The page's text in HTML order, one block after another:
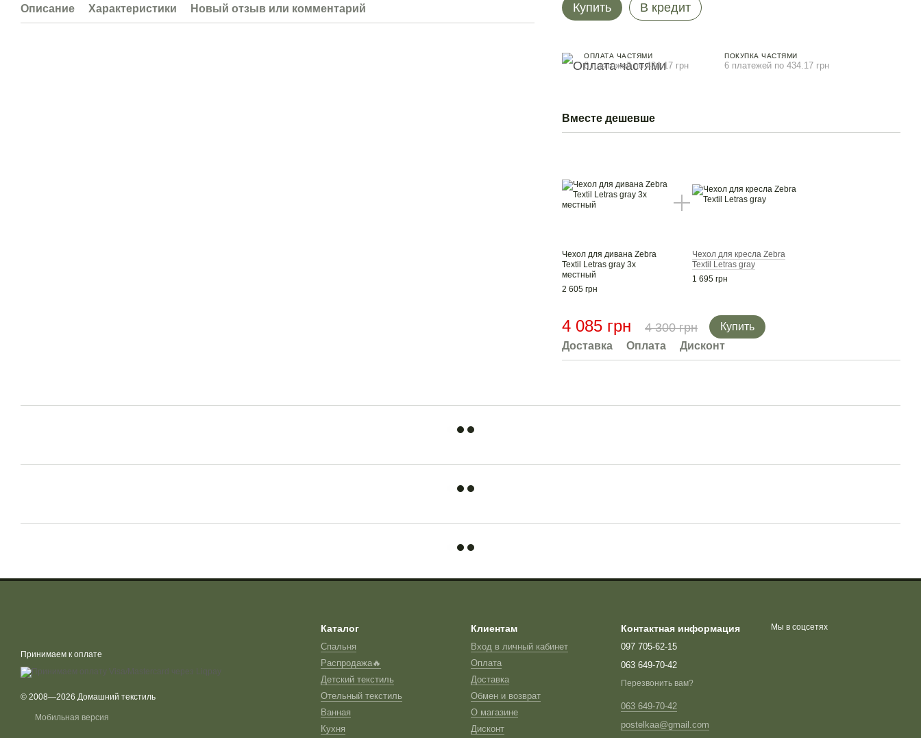
Описание Характеристики Новый отзыв или комментарий Купить В кредит
ОПЛАТА ЧАСТЯМИ
6 платежей по 434.17 грн
ПОКУПКА ЧАСТЯМИ
6 платежей по 434.17 грн
Вместе дешевше
Чехол для дивана Zebra
Textil Letras gray 3х
местный
2 605 грн
Чехол для кресла Zebra
Textil Letras gray
1 695 грн
4 085 грн 4 300 грн
Купить
Доставка
Оплата Дисконт
Принимаем к оплате
© 2008—2026 Домашний текстиль
Мобильная версия
Каталог
Спальня
Распродажа🔥
Детский текстиль
Отельный текстиль
Ванная
Кухня
Клиентам
Вход в личный кабинет
Оплата
Доставка
Обмен и возврат
О магазине
Дисконт
Контактная информация
097 705-62-15
063 649-70-42
Перезвонить вам?
063 649-70-42
postelkaa@gmail.com
Мы в соцсетях